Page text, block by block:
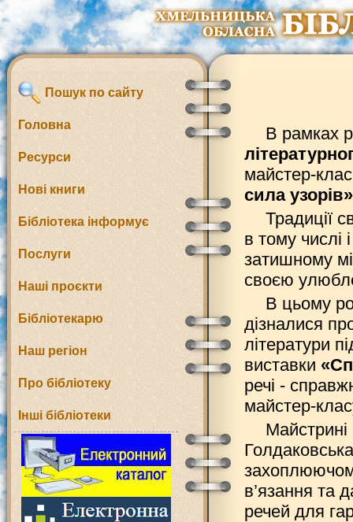
Пошук по сайту
Головна
Ресурси
Нові книги
Бібліотека інформує
Послуги
Наші проєкти
Бібліотекарю
Наш регіон
Про бібліотеку
Інші бібліотеки
В рамках
майстер-
сила узорів»
Традиції
в тому числі
затишному
своєю
В цьому
дізналися
літератури
виставки
речі -
майстер-
в’язання та
речей для